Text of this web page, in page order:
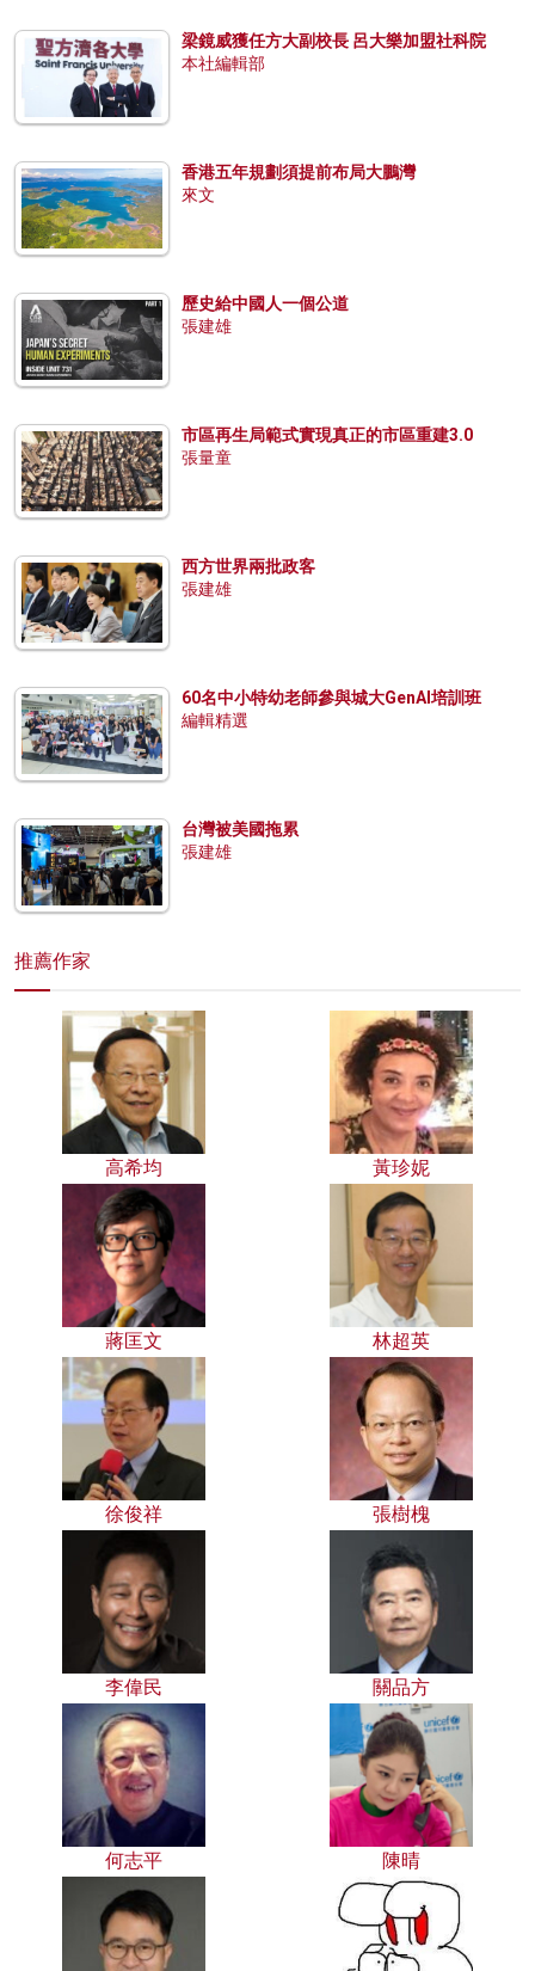
梁鏡威獲任方大副校長 呂大樂加盟社科院
本社編輯部
香港五年規劃須提前布局大鵬灣
來文
歷史給中國人一個公道
張建雄
市區再生局範式實現真正的市區重建3.0
張量童
西方世界兩批政客
張建雄
60名中小特幼老師參與城大GenAI培訓班
編輯精選
台灣被美國拖累
張建雄
推薦作家
高希均 黃珍妮
蔣匡文 林超英
徐俊祥 張樹槐
李偉民 關品方
何志平 陳晴